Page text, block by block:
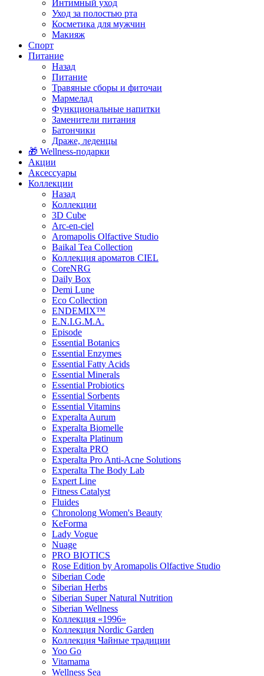
Интимный уход
Уход за полостью рта
Косметика для мужчин
Макияж
Спорт
Питание
Назад
Питание
Травяные сборы и фиточаи
Мармелад
Функциональные напитки
Заменители питания
Батончики
Драже, леденцы
🎁 Wellness-подарки
Акции
Аксессуары
Коллекции
Назад
Коллекции
3D Cube
Arc-en-ciel
Aromapolis Olfactive Studio
Baikal Tea Collection
Коллекция ароматов CIEL
СoreNRG
Daily Box
Demi Lune
Eco Collection
ENDEMIX™
E.N.I.G.M.A.
Episode
Essential Botanics
Essential Enzymes
Essential Fatty Acids
Essential Minerals
Essential Probiotics
Essential Sorbents
Essential Vitamins
Experalta Aurum
Experalta Biomelle
Experalta Platinum
Experalta PRO
Experalta Pro Anti-Acne Solutions
Experalta The Body Lab
Expert Line
Fitness Catalyst
Fluides
Chronolong Women's Beauty
KeForma
Lady Vogue
Nuage
PRO BIOTICS
Rose Edition by Aromapolis Olfactive Studio
Siberian Code
Siberian Herbs
Siberian Super Natural Nutrition
Siberian Wellness
Коллекция «1996»
Коллекция Nordic Garden
Коллекция Чайные традиции
Yoo Go
Vitamama
Wellness Sea